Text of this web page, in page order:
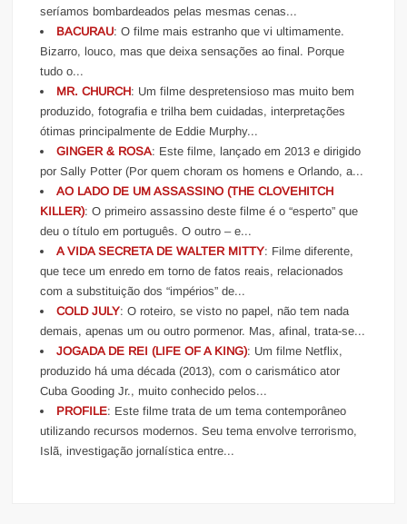
seríamos bombardeados pelas mesmas cenas...
BACURAU: O filme mais estranho que vi ultimamente.
Bizarro, louco, mas que deixa sensações ao final. Porque
tudo o...
MR. CHURCH: Um filme despretensioso mas muito bem
produzido, fotografia e trilha bem cuidadas, interpretações
ótimas principalmente de Eddie Murphy...
GINGER & ROSA: Este filme, lançado em 2013 e dirigido
por Sally Potter (Por quem choram os homens e Orlando, a...
AO LADO DE UM ASSASSINO (THE CLOVEHITCH
KILLER): O primeiro assassino deste filme é o “esperto” que
deu o título em português. O outro – e...
A VIDA SECRETA DE WALTER MITTY: Filme diferente,
que tece um enredo em torno de fatos reais, relacionados
com a substituição dos “impérios” de...
COLD JULY: O roteiro, se visto no papel, não tem nada
demais, apenas um ou outro pormenor. Mas, afinal, trata-se...
JOGADA DE REI (LIFE OF A KING): Um filme Netflix,
produzido há uma década (2013), com o carismático ator
Cuba Gooding Jr., muito conhecido pelos...
PROFILE: Este filme trata de um tema contemporâneo
utilizando recursos modernos. Seu tema envolve terrorismo,
Islã, investigação jornalística entre...